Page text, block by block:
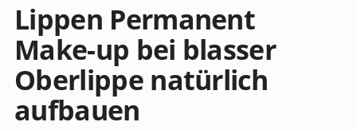
Lippen Permanent
Make-up bei blasser
Oberlippe natürlich
aufbauen